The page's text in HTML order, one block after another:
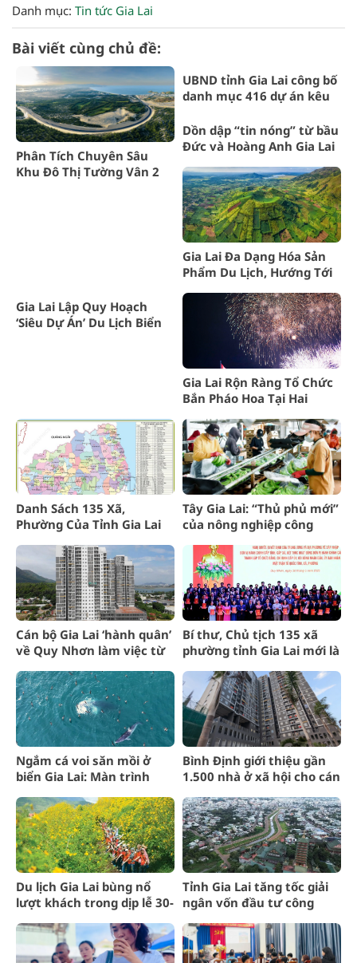
Danh mục: Tin tức Gia Lai
Bài viết cùng chủ đề:
Phân Tích Chuyên Sâu
Khu Đô Thị Tường Vân 2
UBND tỉnh Gia Lai công bố
danh mục 416 dự án kêu
2030
Dồn dập “tin nóng” từ bầu
Đức và Hoàng Anh Gia Lai
Gia Lai Đa Dạng Hóa Sản
Phẩm Du Lịch, Hướng Tới
Gia Lai Lập Quy Hoạch
‘Siêu Dự Án’ Du Lịch Biển
Gia Lai Rộn Ràng Tổ Chức
Bắn Pháo Hoa Tại Hai
Danh Sách 135 Xã,
Phường Của Tỉnh Gia Lai
Tây Gia Lai: “Thủ phủ mới”
của nông nghiệp công
Cán bộ Gia Lai ‘hành quân’
về Quy Nhơn làm việc từ
nhà ở xã hội
Bí thư, Chủ tịch 135 xã
phường tỉnh Gia Lai mới là
Ngắm cá voi săn mồi ở
biển Gia Lai: Màn trình
khổng lồ”
Bình Định giới thiệu gần
1.500 nhà ở xã hội cho cán
Du lịch Gia Lai bùng nổ
lượt khách trong dịp lễ 30-
Tỉnh Gia Lai tăng tốc giải
ngân vốn đầu tư công